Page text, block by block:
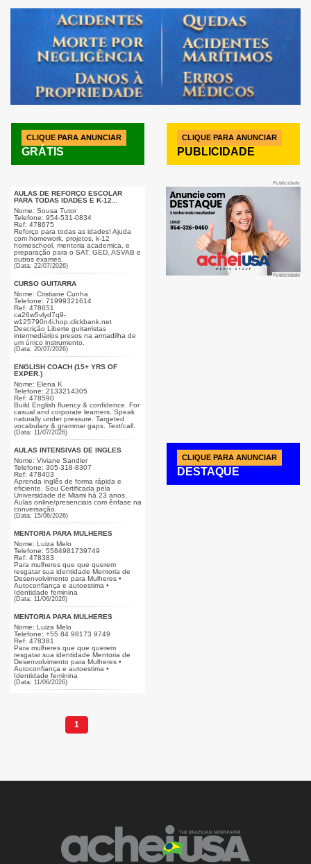
CLIQUE PARA ANUNCIAR
GRÁTIS
AULAS DE REFORÇO ESCOLAR
PARA TODAS IDADES E K-12...
Nome: Sousa Tutor
Telefone: 954-531-0834
Ref: 478675
Reforço para todas as idades! Ajuda
com homework, projetos, k-12
homeschool, mentoria academica, e
preparação para o SAT, GED, ASVAB e
outros exames.
(Data: 22/07/2026)
CURSO GUITARRA
Nome: Cristiane Cunha
Telefone: 71999321614
Ref: 478651
ca26w5vlyd7q9-
w125790n4i.hop.clickbank.net
Descrição Liberte guitarristas
intermediários presos na armadilha de
um único instrumento.
(Data: 20/07/2026)
ENGLISH COACH (15+ YRS OF
EXPER.)
Nome: Elena K
Telefone: 2133214305
Ref: 478590
Build English fluency & confidence. For
casual and corporate learners. Speak
naturally under pressure. Targeted
vocabulary & grammar gaps. Text/call.
(Data: 11/07/2026)
AULAS INTENSIVAS DE INGLÊS
Nome: Viviane Sandler
Telefone: 305-318-8307
Ref: 478403
Aprenda inglês de forma rápida e
eficiente. Sou Certificada pela
Universidade de Miami há 23 anos.
Aulas online/presenciais com ênfase na
conversação.
(Data: 15/06/2026)
MENTORIA PARA MULHERES
Nome: Luiza Melo
Telefone: 5584981739749
Ref: 478383
Para mulheres que que querem
resgatar sua identidade Mentoria de
Desenvolvimento para Mulheres •
Autoconfiança e autoestima •
Identidade feminina
(Data: 11/06/2026)
MENTORIA PARA MULHERES
Nome: Luiza Melo
Telefone: +55 84 98173 9749
Ref: 478381
Para mulheres que que querem
resgatar sua identidade Mentoria de
Desenvolvimento para Mulheres •
Autoconfiança e autoestima •
Identidade feminina
(Data: 11/06/2026)
1
CLIQUE PARA ANUNCIAR
PUBLICIDADE
Publicidade
Publicidade
CLIQUE PARA ANUNCIAR
DESTAQUE